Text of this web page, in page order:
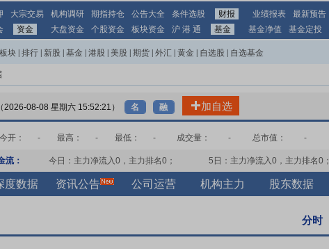
大宗交易 机构调研 期指持仓 公告大全 条件选股 财报 业绩报表 最新预告
资金 大盘资金 个股资金 板块资金 沪 港 通 基金 基金净值 基金定投
板块 排行 新股 基金 港股 美股 期货 外汇 黄金 自选股 自选基金
（2026-08-08 星期六 15:52:21） 名 融 加自选
今开： - 最高： - 最低： - 成交量： - 总市值： -
流： 今日：主力净流入0 ，主力排名0 ； 5日：主力净流入0 ，主力排名0 ；
度数据 资讯公告 公司运营 机构主力 股东数据
分时